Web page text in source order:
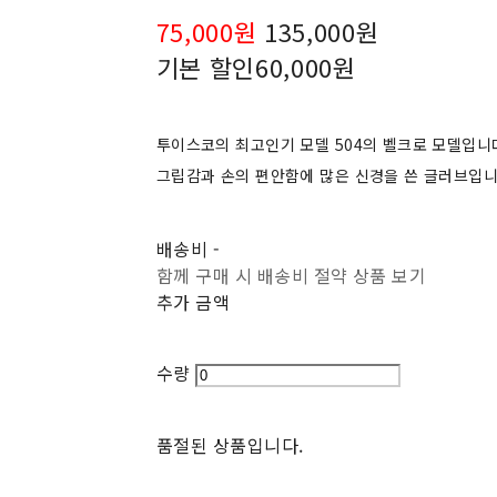
75,000원 135,000원
기본 할인60,000원
투이스코의 최고인기 모델 504의 벨크로 모델입니
그립감과 손의 편안함에 많은 신경을 쓴 글러브입
배송비 -
함께 구매 시 배송비 절약 상품 보기
추가 금액
수량
품절된 상품입니다.